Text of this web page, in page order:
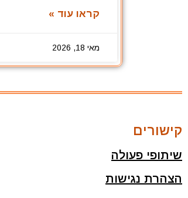
קראו עוד »
מאי 18, 2026
קישורים
שיתופי פעולה
הצהרת נגישות